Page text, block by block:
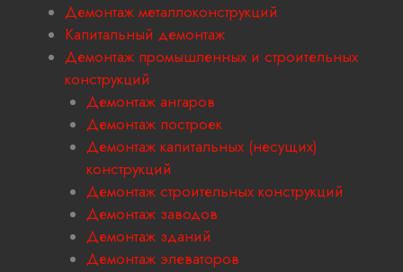
Демонтаж металлоконструкций
Капитальный демонтаж
Демонтаж промышленных и строительных
конструкций
Демонтаж ангаров
Демонтаж построек
Демонтаж капитальных (несущих)
конструкций
Демонтаж строительных конструкций
Демонтаж заводов
Демонтаж зданий
Демонтаж элеваторов